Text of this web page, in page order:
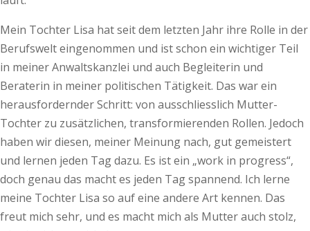
Mein Tochter Lisa hat seit dem letzten Jahr ihre Rolle in der
Berufswelt eingenommen und ist schon ein wichtiger Teil
in meiner Anwaltskanzlei und auch Begleiterin und
Beraterin in meiner politischen Tätigkeit. Das war ein
herausfordernder Schritt: von ausschliesslich Mutter-
Tochter zu zusätzlichen, transformierenden Rollen. Jedoch
haben wir diesen, meiner Meinung nach, gut gemeistert
und lernen jeden Tag dazu. Es ist ein „work in progress“,
doch genau das macht es jeden Tag spannend. Ich lerne
meine Tochter Lisa so auf eine andere Art kennen. Das
freut mich sehr, und es macht mich als Mutter auch stolz,